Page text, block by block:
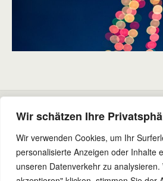
Wir schätzen Ihre
Wir verwenden Cookies, um Ihr
personalisierte Anzeigen oder Inhalte
unseren Datenverkehr zu analysieren.
Neue Nachwuchskampagne